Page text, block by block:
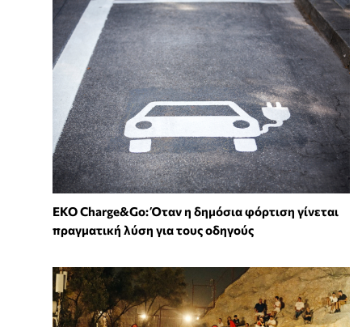
EKO Charge&Go: Όταν η δημόσια φόρτιση γίνεται
πραγματική λύση για τους οδηγούς